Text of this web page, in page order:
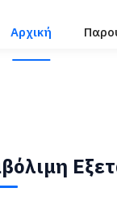
Αρχική